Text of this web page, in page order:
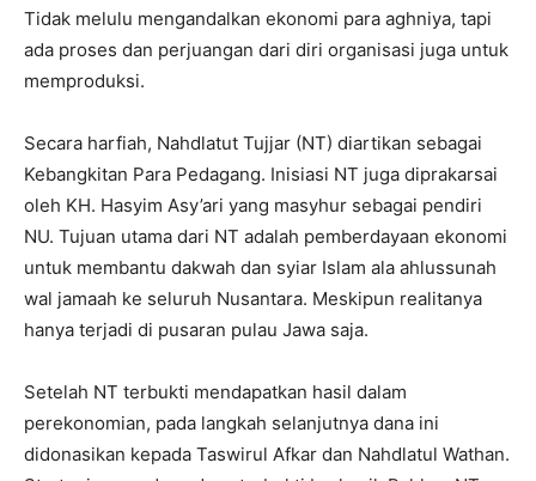
Tidak melulu mengandalkan ekonomi para aghniya, tapi
ada proses dan perjuangan dari diri organisasi juga untuk
memproduksi.
Secara harfiah, Nahdlatut Tujjar (NT) diartikan sebagai
Kebangkitan Para Pedagang. Inisiasi NT juga diprakarsai
oleh KH. Hasyim Asy’ari yang masyhur sebagai pendiri
NU. Tujuan utama dari NT adalah pemberdayaan ekonomi
untuk membantu dakwah dan syiar Islam ala ahlussunah
wal jamaah ke seluruh Nusantara. Meskipun realitanya
hanya terjadi di pusaran pulau Jawa saja.
Setelah NT terbukti mendapatkan hasil dalam
perekonomian, pada langkah selanjutnya dana ini
didonasikan kepada Taswirul Afkar dan Nahdlatul Wathan.